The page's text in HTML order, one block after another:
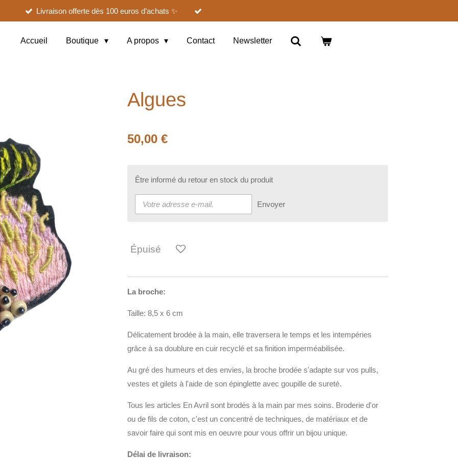
Livraison offerte dès 100 euros d’achats ✨
Accueil Boutique A propos Contact Newsletter
Algues
50,00 €
Être informé du retour en stock du produit
Envoyer
Épuisé
La broche:
Taille: 8,5 x 6 cm
Délicatement brodée à la main, elle traversera le temps et les intempéries
grâce à sa doublure en cuir recyclé et sa finition imperméabilisée.
Au gré des humeurs et des envies, la broche brodée s'adapte sur vos pulls,
vestes et gilets à l'aide de son épinglette avec goupille de sureté.
Tous les articles En Avril sont brodés à la main par mes soins. Broderie d'or
ou de fils de coton, c'est un concentré de techniques, de matériaux et de
savoir faire qui sont mis en oeuvre pour vous offrir un bijou unique.
Délai de livraison: